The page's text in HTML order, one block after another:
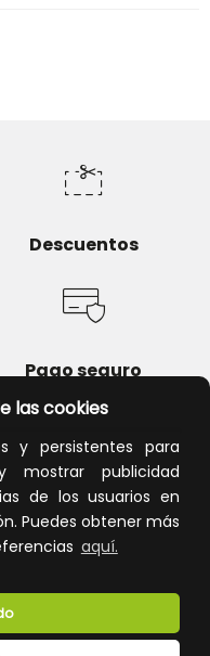
las cookies
y persistentes para
mostrar publicidad
de los usuarios en
Puedes obtener más
aquí.
Descuentos
Pago seguro